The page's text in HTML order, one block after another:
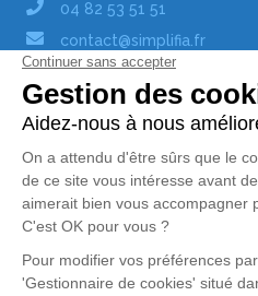
04 82 53 51 51
contact@simplifia.fr
Réseaux sociaux
Liens utiles
Publier un avis de décès
Signaler un abus/une erreur